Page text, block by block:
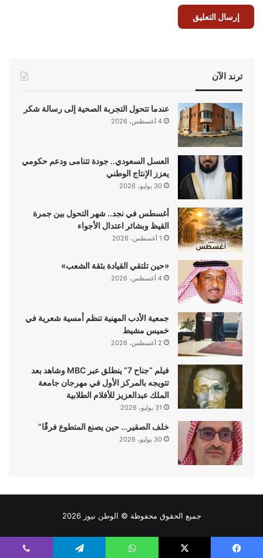
ترند الآن
عندما تتحول التجربة الصحية إلى رسالة شكر
4 أغسطس، 2026
العسل السعودي.. جودة تتنامى ودعم حكومي
يعزز الإنتاج الوطني
30 يوليو، 2026
أغسطس في نجد.. شهر التحول بين جمرة
القيظ وبشائر اعتدال الأجواء
1 أغسطس، 2026
«حين تلتقي القيادة بثقة الشعب»
4 أغسطس، 2026
جمعية الأدب المهنية تنظم أمسية شعرية في
خميس مشيط
2 أغسطس، 2026
فيلم “جناح 7” ينطلق عبر MBC وشاهد بعد
تتويجه بالمركز الأول في مهرجان جامعة
الملك عبدالعزيز للأفلام الطلابية
31 يوليو، 2026
خلف الصقير… حين يصنع المتطوع فرقًا”
30 يوليو، 2026
جميع الحقوق محفوظة © الوطن نيوز 2026